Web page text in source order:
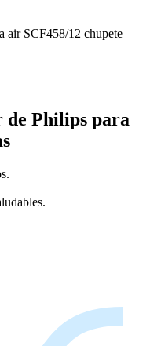
air SCF458/12 chupete
de Philips para